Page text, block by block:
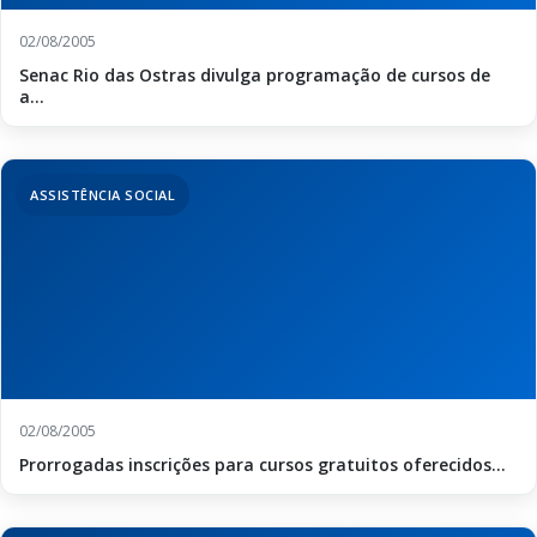
02/08/2005
Senac Rio das Ostras divulga programação de cursos de
a...
ASSISTÊNCIA SOCIAL
02/08/2005
Prorrogadas inscrições para cursos gratuitos oferecidos...